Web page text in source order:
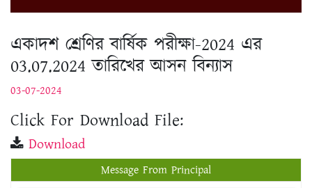
একাদশ শ্রেণির বার্ষিক পরীক্ষা-2024 এর
03.07.2024 তারিখের আসন বিন্যাস
03-07-2024
Click For Download File:
Download
Message From Principal